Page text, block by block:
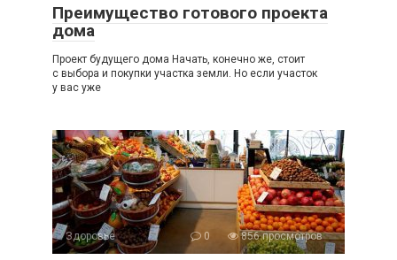
Преимущество готового проекта
дома
Проект будущего дома Начать, конечно же, стоит
с выбора и покупки участка земли. Но если участок
у вас уже
Здоровье 0 856 просмотров